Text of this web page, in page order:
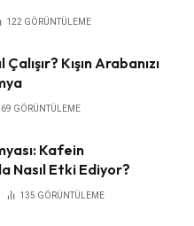
122 GÖRÜNTÜLEME
Kışın Arabanızı
69 GÖRÜNTÜLEME
Kafein
Nasıl Etki Ediyor?
135 GÖRÜNTÜLEME